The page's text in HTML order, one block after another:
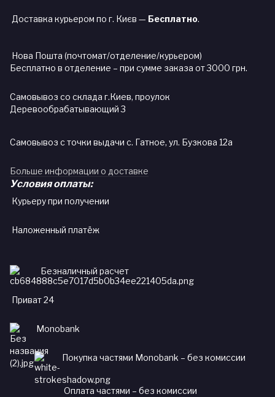
Доставка курьером по г. Києв — Бесплатно.
Нова Пошта (почтомат/отделение/курьером)
Бесплатно в отделение – при сумме заказа от 3000 грн.
Самовывоз со склада г.Киев, проулок
Деревообрабатывающий 3
Самовывоз с точки выдачи с. Гатное, ул. Бузкова 12а
Больше информации о доставке
Условия оплаты:
Курьеру при получении
Наложенный платёж
Безналичный расчет
Приват 24
Monobank
Покупка частями Monobank – без комиссии
Оплата частями – без комиссии